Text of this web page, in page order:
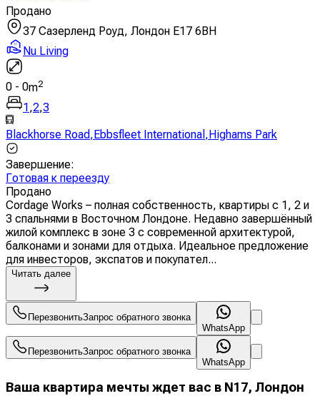
Продано
37 Сазерленд Роуд, Лондон E17 6BH
Nu Living
0 - 0m2
1,2,3
Blackhorse Road,Ebbsfleet International ,Highams Park
Завершение:
Готовая к переезду
Продано
Cordage Works – полная собственность, квартиры с 1, 2 и
3 спальнями в Восточном Лондоне. Недавно завершённый
жилой комплекс в зоне 3 с современной архитектурой,
балконами и зонами для отдыха. Идеальное предложение
для инвесторов, экспатов и покупател...
Читать далее
ПерезвонитьЗапрос обратного звонка
WhatsApp
ПерезвонитьЗапрос обратного звонка
WhatsApp
Ваша квартира мечты ждет вас в N17, Лондон